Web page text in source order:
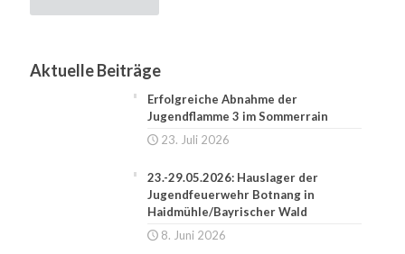
Aktuelle Beiträge
Erfolgreiche Abnahme der
Jugendflamme 3 im Sommerrain
23. Juli 2026
23.-29.05.2026: Hauslager der
Jugendfeuerwehr Botnang in
Haidmühle/Bayrischer Wald
8. Juni 2026